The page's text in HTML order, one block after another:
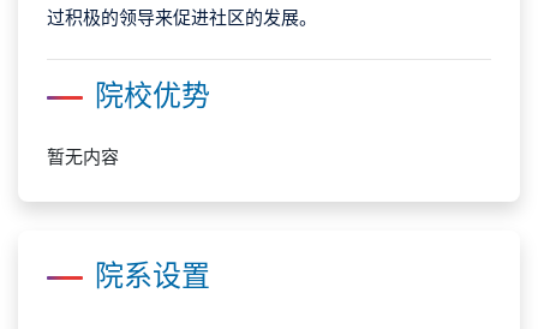
过积极的领导来促进社区的发展。
院校优势
暂无内容
院系设置